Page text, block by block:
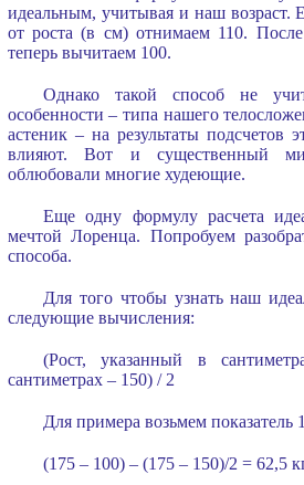
идеальным, учитывая и наш возраст.
от роста (в см) отнимаем 110.
теперь вычитаем 100.
Однако такой способ не
особенности – типа нашего
астеник – на результаты подсчетов
влияют. Вот и существенный
облюбовали многие худеющие.
Еще одну формулу расчета
мечтой Лоренца. Попробуем
способа.
Для того чтобы узнать наш
следующие вычисления:
(Рост, указанный в
сантиметрах – 150) / 2
Для примера возьмем показатель
(175 – 100) – (175 – 150)/2 = 62,5